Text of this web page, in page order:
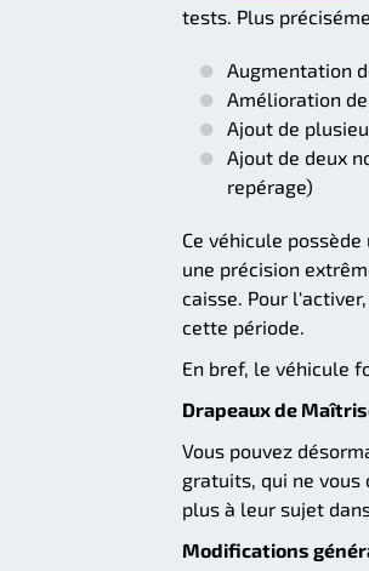
tests. Plus
Augmentation
Amélioration
Ajout de
Ajout de deux
repérage)
Ce véhicule
une précision
caisse. Pour
cette période.
En bref, le véhicule
Drapeaux de
Vous pouvez
gratuits, qui ne vous
plus à leur sujet
Modifications